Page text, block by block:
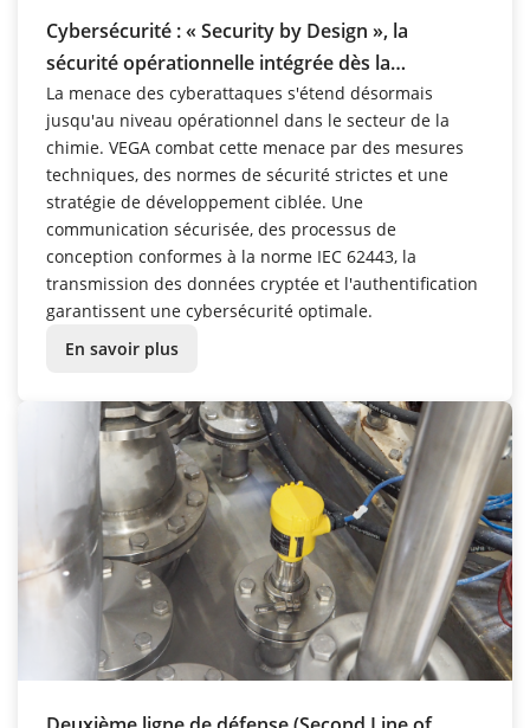
Cybersécurité : « Security by Design », la
sécurité opérationnelle intégrée dès la
conception.
La menace des cyberattaques s'étend désormais
jusqu'au niveau opérationnel dans le secteur de la
chimie. VEGA combat cette menace par des mesures
techniques, des normes de sécurité strictes et une
stratégie de développement ciblée. Une
communication sécurisée, des processus de
conception conformes à la norme IEC 62443, la
transmission des données cryptée et l'authentification
garantissent une cybersécurité optimale.
En savoir plus